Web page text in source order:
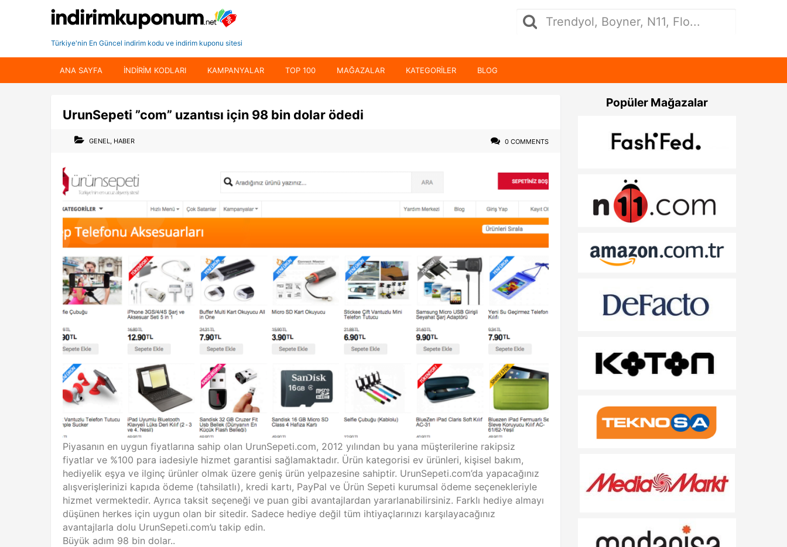
Türkiye'nin En Güncel indirim kodu ve indirim kuponu sitesi
ANA SAYFA INDIRIM KODLARI KAMPANYALAR TOP 100 MAĞAZALAR KATEGORILER BLOG
UrunSepeti ”com” uzantısı için 98 bin dolar ödedi
GENEL HABER 0 COMMENTS
Piyasanın en uygun fiyatlarına sahip olan UrunSepeti.com, 2012 yılından bu yana müşterilerine rakipsiz
fiyatlar ve %100 para iadesiyle hizmet garantisi sağlamaktadır. Ürün kategorisi ev ürünleri, kişisel bakım,
hediyelik eşya ve ilginç ürünler olmak üzere geniş ürün yelpazesine sahiptir. UrunSepeti.com’da yapacağınız
alışverişlerinizi kapıda ödeme (tahsilatlı), kredi kartı, PayPal ve Ürün Sepeti kurumsal ödeme seçenekleriyle
hizmet vermektedir. Ayrıca taksit seçeneği ve puan gibi avantajlardan yararlanabilirsiniz. Farklı hediye almayı
düşünen herkes için uygun olan bir sitedir. Sadece hediye değil tüm ihtiyaçlarınızı karşılayacağınız
avantajlarla dolu UrunSepeti.com’u takip edin.
Büyük adım 98 bin dolar..
Popüler Mağazalar